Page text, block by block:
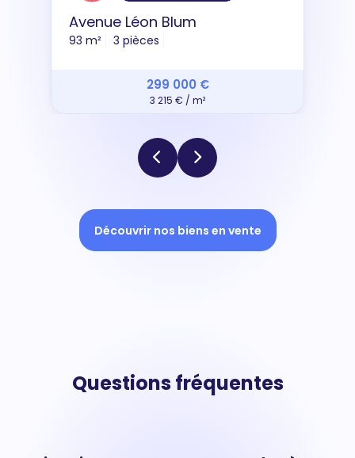
Avenue Léon Blum
93 m² 3 pièces
299 000 €
3 215 € / m²
Découvrir nos biens en vente
Questions fréquentes